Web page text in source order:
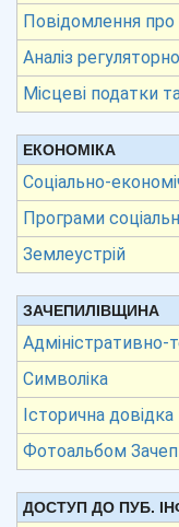
Повідомлення
Аналіз
Місцеві податки
ЕКОНОМІКА
Соціально-
Програми
Землеустрій
ЗАЧЕПИЛІВЩИНА
Адміністративно-
Символіка
Історична довідка
Фотоальбом
ДОСТУП ДО ПУБ.